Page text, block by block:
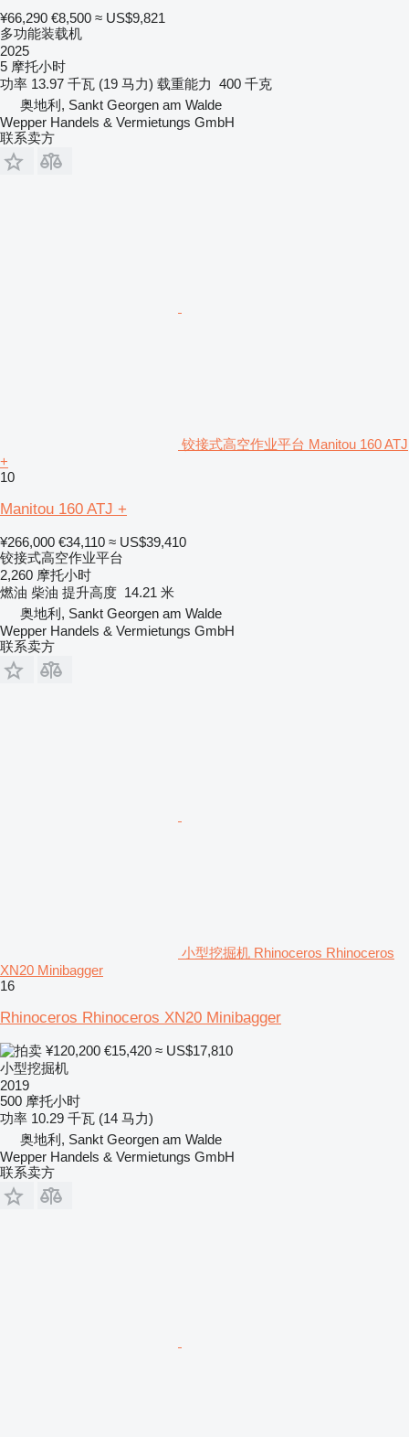
¥66,290 €8,500 ≈ US$9,821
多功能装载机
2025
5 摩托小时
功率 13.97 千瓦 (19 马力) 载重能力 400 千克
奥地利, Sankt Georgen am Walde
Wepper Handels & Vermietungs GmbH
联系卖方
铰接式高空作业平台 Manitou 160 ATJ
+
10
Manitou 160 ATJ +
¥266,000 €34,110 ≈ US$39,410
铰接式高空作业平台
2,260 摩托小时
燃油 柴油 提升高度 14.21 米
奥地利, Sankt Georgen am Walde
Wepper Handels & Vermietungs GmbH
联系卖方
小型挖掘机 Rhinoceros Rhinoceros
XN20 Minibagger
16
Rhinoceros Rhinoceros XN20 Minibagger
¥120,200 €15,420 ≈ US$17,810
小型挖掘机
2019
500 摩托小时
功率 10.29 千瓦 (14 马力)
奥地利, Sankt Georgen am Walde
Wepper Handels & Vermietungs GmbH
联系卖方